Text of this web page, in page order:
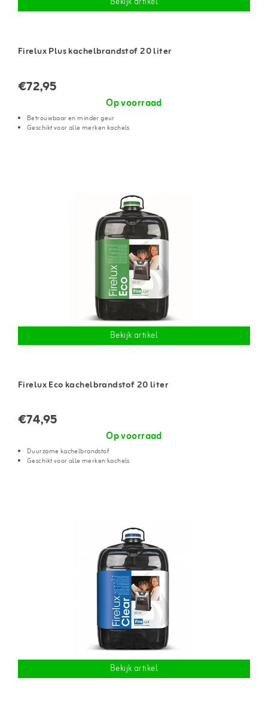
Firelux Plus kachelbrandstof 20 liter
€72,95
Op voorraad
Betrouwbaar en minder geur
Geschikt voor alle merken kachels
Bekijk artikel
Firelux Eco kachelbrandstof 20 liter
€74,95
Op voorraad
Duurzame kachelbrandstof
Geschikt voor alle merken kachels
Bekijk artikel